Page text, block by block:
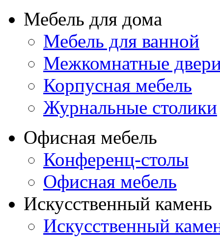
Мебель для дома
Мебель для ванной
Межкомнатные
Корпусная мебель
Журнальные столики
Офисная мебель
Конференц-столы
Офисная мебель
Искусственный камень
Искусственный